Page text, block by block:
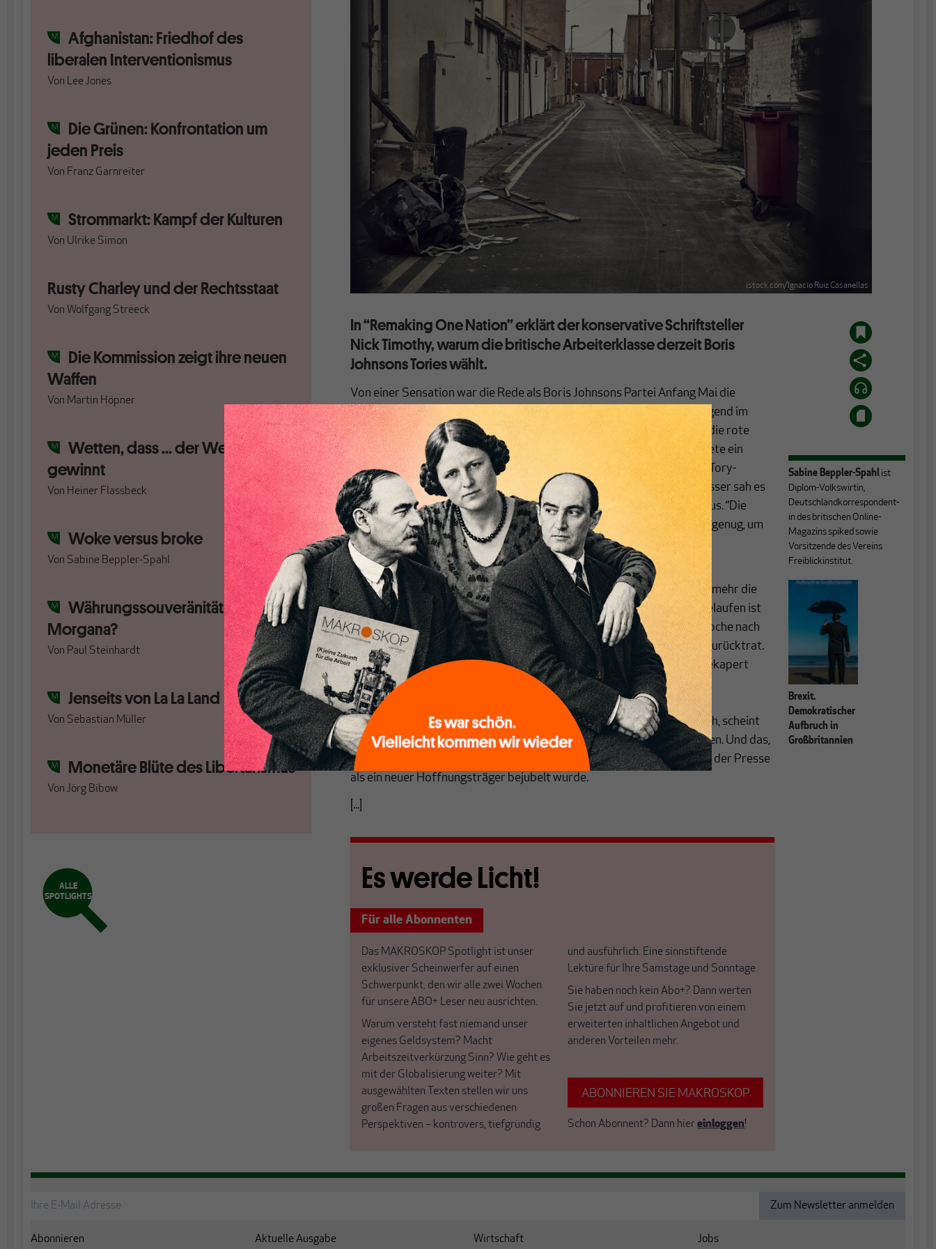
Afghanistan: Friedhof des
liberalen Interventionismus
Von Lee Jones
Die Grünen: Konfrontation um
jeden Preis
Von Franz Garnreiter
Strommarkt: Kampf der Kulturen
Von Ulrike Simon
Rusty Charley und der Rechtsstaat
Von Wolfgang Streeck
Die Kommission zeigt ihre neuen
Waffen
Von Martin Höpner
Wetten, dass ... der Wetter
gewinnt
Von Heiner Flassbeck
Woke versus broke
Von Sabine Beppler-Spahl
Währungssouveränität - eine Fata
Morgana?
Von Paul Steinhardt
Jenseits von La La Land
Von Sebastian Müller
Monetäre Blüte des Libertarismus
Von Jörg Bibow
ALLE
SPOTLIGHTS
istock.com/Ignacio Ruiz Casanellas
In “Remaking One Nation” erklärt der konservative Schriftsteller
Nick Timothy, warum die britische Arbeiterklasse derzeit Boris
Johnsons Tories wählt.
Von einer Sensation war die Rede als Boris Johnsons Partei Anfang Mai die
Nachwahl in der Stadt Hartlepool gewann. Jahrzehntelang war die Gegend im
Nordosten des Landes eine Labour-Hochburg. Man könne einem Esel die rote
Labour-Rosette umhängen und die Menschen würden ihn wählen, lautete ein
Spruch. Doch diese Zeiten sind vorbei. Bei der letzten Wahl erhielt die Tory-
Kandidatin fast doppelt so viele Stimmen wie ihr Gegner. Nicht viel besser sah es
für Labour bei der Regionalwahl in zahlreichen anderen Landkreisen aus. “Die
Wähler haben unsim Stich gelassenund ich hoffe, sie leben nicht lange genug, um
ihre Entscheidung zu bereuen”, lautete das bittere Resümee eines
Kreisvorsitzenden aus Amber-Valley.
Beschimpfungen dieser Art sind bezeichnend für eine Partei, die kaum mehr die
gleiche Sprache spricht wie ihre einstigen Stammwähler. Was schief gelaufen ist
brachteKhalis Mahmoodaus Birmingham zum Ausdruck, der letzte Woche nach
40 Jahren Parteimitgliedschaft von seinem Amt in der Parteiführung zurücktrat.
Labour, so sein Urteil, sei von bürgerlichen “woke”-Kriegern faktisch gekapert
worden und treffe wichtige Entscheidungen nur noch auf Social Media
Plattformen. Fast anderthalb Jahre nachdem Boris Johnson bei den
Unterhauswahlen im Dezember 2019 Labours “rote Wand” durchbrach, scheint
sich die Neujustierung der Parteien und ihrer Wähler verfestigt zu haben. Und das,
obwohl der neue Labour-Vorsitzende, Keir Starmer, von großen Teilen der Presse
als ein neuer Hoffnungsträger bejubelt wurde.
[...]
Es werde Licht!
Für alle Abonnenten
Das MAKROSKOP Spotlight ist unser
exklusiver Scheinwerfer auf einen
Schwerpunkt, den wir alle zwei Wochen
für unsere ABO+ Leser neu ausrichten.
Warum versteht fast niemand unser
eigenes Geldsystem? Macht
Arbeitszeitverkürzung Sinn? Wie geht es
mit der Globalisierung weiter? Mit
ausgewählten Texten stellen wir uns
großen Fragen aus verschiedenen
Perspektiven – kontrovers, tiefgründig
und ausführlich. Eine sinnstiftende
Lektüre für Ihre Samstage und Sonntage.
Sie haben noch kein Abo+? Dann werten
Sie jetzt auf und profitieren von einem
erweiterten inhaltlichen Angebot und
anderen Vorteilen mehr.
ABONNIEREN SIE MAKROSKOP
Schon Abonnent? Dann hier einloggen!
Sabine Beppler-Spahlist
Diplom-Volkswirtin,
Deutschlandkorrespondent-
in des britischen Online-
Magazins spiked sowie
Vorsitzende des Vereins
Freiblickinstitut.
Brexit.
Demokratischer
Aufbruch in
Großbritannien
Abonnieren Aktuelle Ausgabe Wirtschaft Jobs